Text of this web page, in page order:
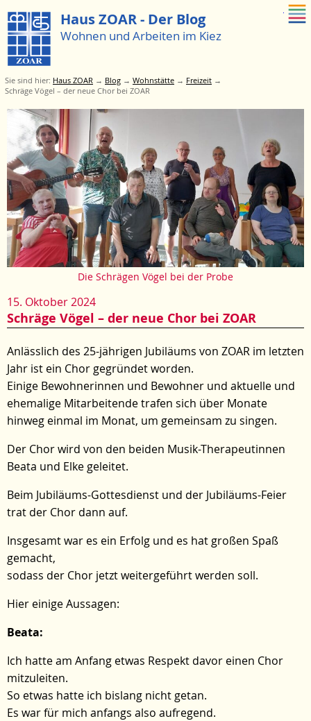
Haus ZOAR - Der Blog
Wohnen und Arbeiten im Kiez
Zum
Menü
springen
Die Schrägen Vögel bei der Probe
15. Oktober 2024
Schräge Vögel – der neue Chor bei ZOAR
Anlässlich des 25-jährigen Jubiläums von ZOAR im letzten
Jahr ist ein Chor gegründet worden.
Einige Bewohnerinnen und Bewohner und aktuelle und
ehemalige Mitarbeitende trafen sich über Monate
hinweg einmal im Monat, um gemeinsam zu singen.
Der Chor wird von den beiden Musik-Therapeutinnen
Beata und Elke geleitet.
Beim Jubiläums-Gottesdienst und der Jubiläums-Feier
trat der Chor dann auf.
Insgesamt war es ein Erfolg und es hat großen Spaß
gemacht,
sodass der Chor jetzt weitergeführt werden soll.
Hier einige Aussagen:
Beata:
Ich hatte am Anfang etwas Respekt davor einen Chor
mitzuleiten.
So etwas hatte ich bislang nicht getan.
Es war für mich anfangs also aufregend.
Sie sind hier: Haus ZOAR → Blog → Wohnstätte → Freizeit →
Schräge Vögel – der neue Chor bei ZOAR